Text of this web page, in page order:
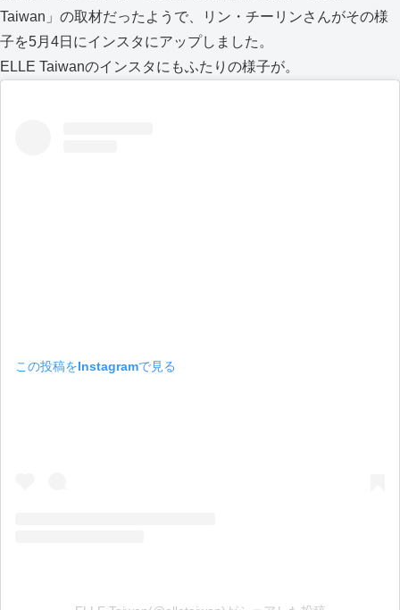
Taiwan」の取材だったようで、リン・チーリンさんがその様
子を5月4日にインスタにアップしました。
ELLE Taiwanのインスタにもふたりの様子が。
この投稿をInstagramで見る